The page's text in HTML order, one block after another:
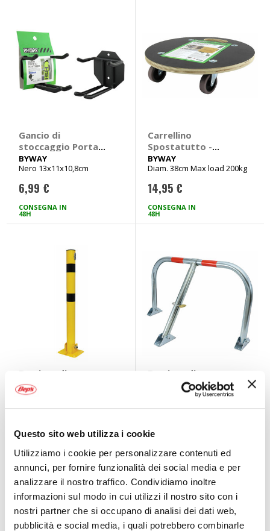
Questo sito web utilizza i cookie
Utilizziamo i cookie per personalizzare contenuti ed
annunci, per fornire funzionalità dei social media e per
analizzare il nostro traffico. Condividiamo inoltre
informazioni sul modo in cui utilizzi il nostro sito con i
nostri partner che si occupano di analisi dei dati web,
pubblicità e social media, i quali potrebbero combinarle
Gancio di
stoccaggio Porta
sci - BYWAY
BYWAY
Nero 13x11x10,8cm
6,99 €
CONSEGNA IN
48H
Carrellino
Spostatutto -
BYWAY
BYWAY
Diam. 38cm Max load 200kg
14,95 €
CONSEGNA IN
48H
Barriera di
Parcheggio Paletto
richiudibile - BYWAY
BYWAY
Nero/giallo 70x15x13cm
48H
Barriera di
Parcheggio
Pieghevole - BYWAY
Argento 76x45cm
48H